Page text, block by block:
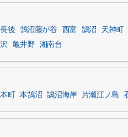
長後 鵠沼藤が谷 西富 鵠沼 天神町
亀井野 湘南台
町 本鵠沼 鵠沼海岸 片瀬江ノ島